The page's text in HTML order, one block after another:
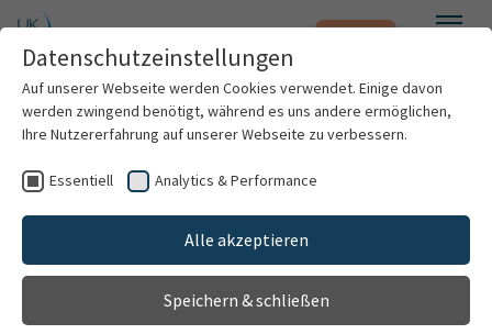
Zum Hauptinhalt springen Notfall
Patienten & Besucher
Kliniken & Institute
Forschung
Onkologie-Sprechstunde
Sprechstunde
Gehört zu
Klinik für Allgemein-, Viszeral- und
Transplantationschirurgie
Datenschutzeinstellungen
Auf unserer Webseite werden Cookies verwendet. Einige davon
werden zwingend benötigt, während es uns andere ermöglichen,
Ihre Nutzererfahrung auf unserer Webseite zu verbessern.
Essentiell Analytics & Performance
Alle akzeptieren
Speichern & schließen